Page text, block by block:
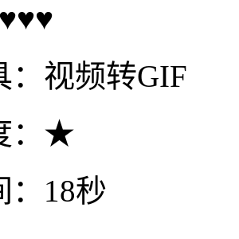
：视频转GIF
：★
：18秒